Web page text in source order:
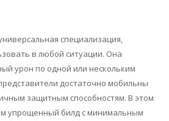
специализация,
в любой ситуации. Она
урон по одной или нескольким
достаточно мобильны
защитным способностям. В этом
упрощенный билд с минимальным